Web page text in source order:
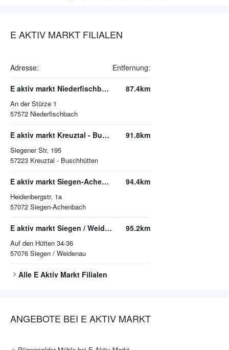
E AKTIV MARKT FILIALEN
Adresse: Entfernung:
E aktiv markt Niederfischbach
An der Stürze 1
57572 Niederfischbach
87.4km
E aktiv markt Kreuztal - Buschhütten
Siegener Str. 195
57223 Kreuztal - Buschhütten
91.8km
E aktiv markt Siegen-Achenbach
Heidenbergstr. 1a
57072 Siegen-Achenbach
94.4km
E aktiv markt Siegen / Weidenau
Auf den Hütten 34-36
57076 Siegen / Weidenau
95.2km
Alle E Aktiv Markt Filialen
ANGEBOTE BEI E AKTIV MARKT